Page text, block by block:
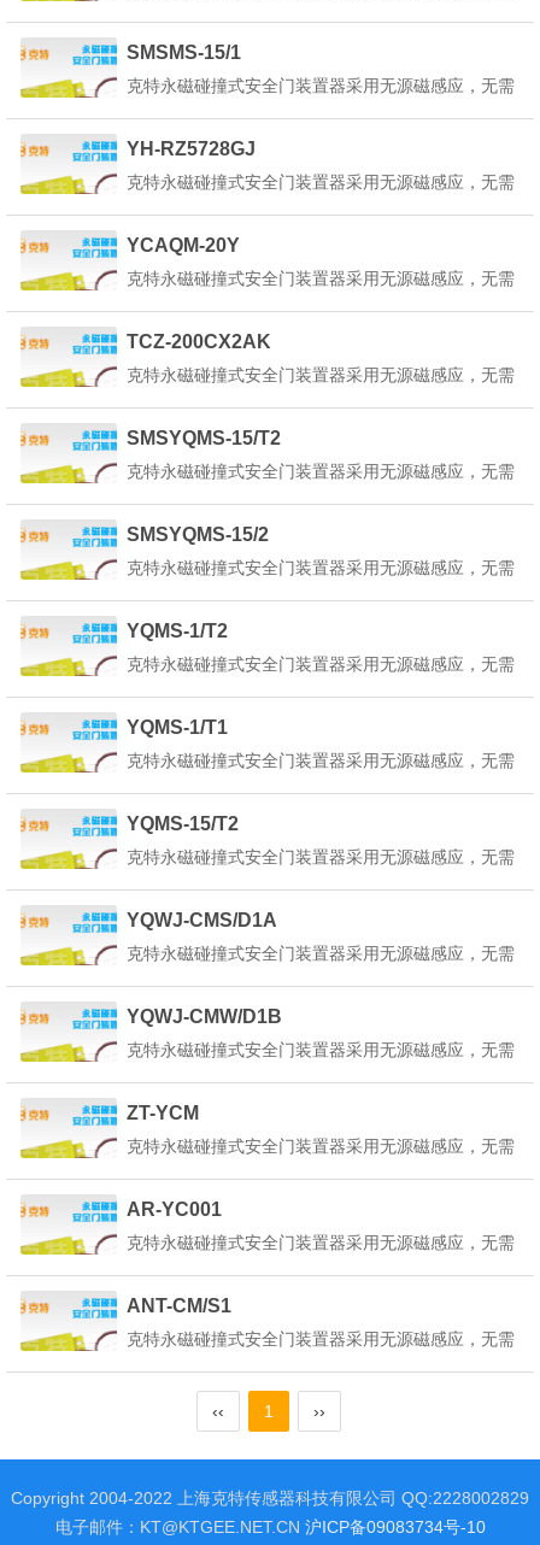
起重机永...
在正确的回路电路中使用。产品详细说明：克特永磁
碰撞式安全门装置器也叫做永磁安全门装置器是一种
起重机永...
SMSMS-15/1
克特永磁碰撞式安全门装置器采用无源磁感应，无需
在正确的回路电路中使用。产品详细说明：克特永磁
碰撞式安全门装置器也叫做永磁安全门装置器是一种
起重机永...
YH-RZ5728GJ
克特永磁碰撞式安全门装置器采用无源磁感应，无需
在正确的回路电路中使用。产品详细说明：克特永磁
碰撞式安全门装置器也叫做永磁安全门装置器是一种
起重机永...
YCAQM-20Y
克特永磁碰撞式安全门装置器采用无源磁感应，无需
在正确的回路电路中使用。产品详细说明：克特永磁
碰撞式安全门装置器也叫做永磁安全门装置器是一种
起重机永...
TCZ-200CX2AK
克特永磁碰撞式安全门装置器采用无源磁感应，无需
在正确的回路电路中使用。产品详细说明：克特永磁
碰撞式安全门装置器也叫做永磁安全门装置器是一种
起重机永...
SMSYQMS-15/T2
克特永磁碰撞式安全门装置器采用无源磁感应，无需
在正确的回路电路中使用。产品详细说明：克特永磁
碰撞式安全门装置器也叫做永磁安全门装置器是一种
起重机永...
SMSYQMS-15/2
克特永磁碰撞式安全门装置器采用无源磁感应，无需
在正确的回路电路中使用。产品详细说明：克特永磁
碰撞式安全门装置器也叫做永磁安全门装置器是一种
起重机永...
YQMS-1/T2
克特永磁碰撞式安全门装置器采用无源磁感应，无需
在正确的回路电路中使用。产品详细说明：克特永磁
碰撞式安全门装置器也叫做永磁安全门装置器是一种
起重机永...
YQMS-1/T1
克特永磁碰撞式安全门装置器采用无源磁感应，无需
在正确的回路电路中使用。产品详细说明：克特永磁
碰撞式安全门装置器也叫做永磁安全门装置器是一种
起重机永...
YQMS-15/T2
克特永磁碰撞式安全门装置器采用无源磁感应，无需
在正确的回路电路中使用。产品详细说明：克特永磁
碰撞式安全门装置器也叫做永磁安全门装置器是一种
起重机永...
YQWJ-CMS/D1A
克特永磁碰撞式安全门装置器采用无源磁感应，无需
在正确的回路电路中使用。产品详细说明：克特永磁
碰撞式安全门装置器也叫做永磁安全门装置器是一种
起重机永...
YQWJ-CMW/D1B
克特永磁碰撞式安全门装置器采用无源磁感应，无需
在正确的回路电路中使用。产品详细说明：克特永磁
碰撞式安全门装置器也叫做永磁安全门装置器是一种
起重机永...
ZT-YCM
克特永磁碰撞式安全门装置器采用无源磁感应，无需
在正确的回路电路中使用。产品详细说明：克特永磁
碰撞式安全门装置器也叫做永磁安全门装置器是一种
起重机永...
AR-YC001
克特永磁碰撞式安全门装置器采用无源磁感应，无需
在正确的回路电路中使用。产品详细说明：克特永磁
碰撞式安全门装置器也叫做永磁安全门装置器是一种
起重机永...
ANT-CM/S1
克特永磁碰撞式安全门装置器采用无源磁感应，无需
为了使本装置器内部的状态指示灯正常工作，请选择
在正确的回路电路中使用。产品详细说明：克特永磁
起重机永...
‹‹ 1 ››
Copyright 2004-2022 上海克特传感器科技有限公司 QQ:2228002829
电子邮件：KT@KTGEE.NET.CN 沪ICP备09083734号-10